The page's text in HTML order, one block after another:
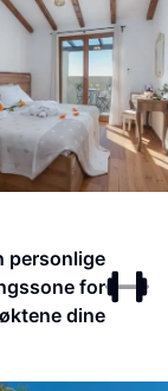
personlige
for
dine